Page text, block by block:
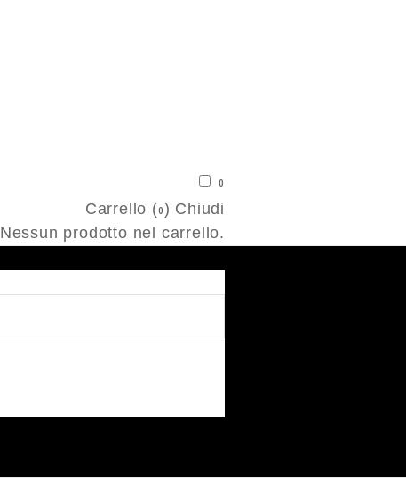
0
Carrello (0) Chiudi
Nessun prodotto nel carrello.